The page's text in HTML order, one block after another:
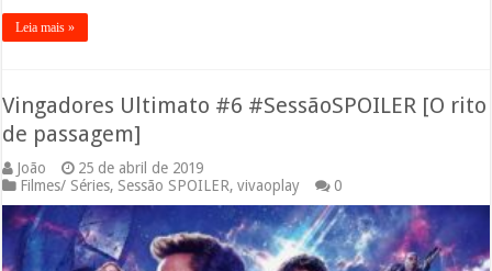
Leia mais »
Vingadores Ultimato #6 #SessãoSPOILER [O rito
de passagem]
João
25 de abril de 2019
Filmes/ Séries, Sessão SPOILER,vivaoplay 0